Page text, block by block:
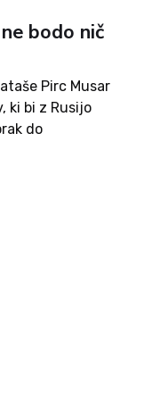
bodo nič
Pirc Musar
ki bi z Rusijo
do
Pogačnik. Kot
takrat,...